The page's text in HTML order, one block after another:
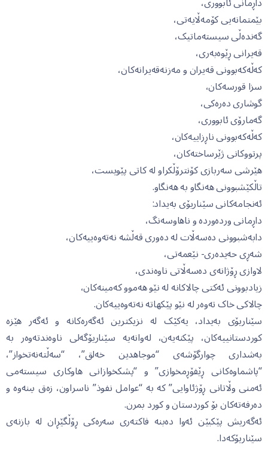
بێمتمانەیی کۆمەڵایەتی،
گەندەڵی سیستەماتیک،
قەیرانی ڕێوەبەری،
کەڵەکەبوونی قەیران و مەزنەقەیرانەکان،
سزا قورسەکان،
گوشاری دەرەکی،
گەمارۆی ئابووری،
کەڵەکەبوونی ناڕزاییەکان،
پرتووکانی ژێرساختەکان،
هێرشی سەربازی کۆنترۆڵکراو لە کاتی پێویست،
تاڵکێشبوونی هەنگاو بە هەنگاو.
ئەنجامەکانی سێناریۆی بەیداد:
داڕمانی وردەوردە و ناهاوسەنگ،
دابەشبوونی دەسەڵات لە دەوری قەڵشە نەتەوەییەکان،
شەڕی حەیدەری- نێعمەتی،
لاوازی ڕۆژانەی دەسەڵاتی ناوەندی،
زیادبوونی ئەکتی چالاکانە لە نێو هەموو کەمینەکان،
چالاکی خاک تەوەر لە نێو پێکهاتە نەتەوەییەکان.
سێناریۆی بەیداد، یەکێک لە نزیکترین ئەگەرەکانە و ئەگەر هێزە
کوردستانییەکان، پێکنەیەن، لەوانەیە سێناریۆگەلی ناوەندتەوەر بە
بەشداری چوارگۆشەی “موجاهدین خەلق”، “سەڵتەنەتخواز”،
“پاشماوەکانی ڕێفۆڕمخوازی” و “پشکخوازانی هاوکاری سیستەمی
ئەمنی وڵاتانی ڕۆژئاوایی” کە بە “عوامل نفوذ” ناسراون، زەق ببنەوە و
دەرفەتەکان بۆ کوردستان و کورد بمرن.
ئەگەریش پێکبێن ئەوا دەبنە فاکتەری سەرەکی ڕۆڵگێڕان لە بازنەی
سێناریۆکەدا.